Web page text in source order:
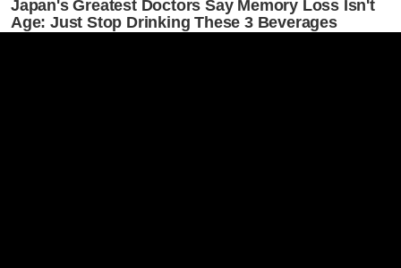
Japan's Greatest Doctors Say Memory Loss Isn't
Age: Just Stop Drinking These 3 Beverages